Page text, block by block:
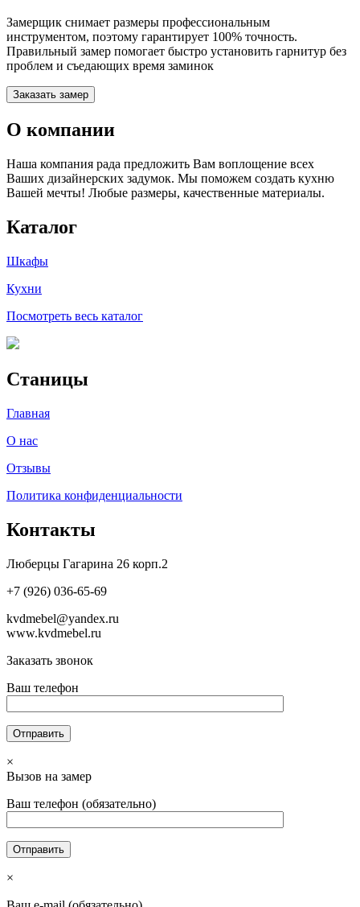
Замерщик снимает размеры профессиональным
инструментом, поэтому гарантирует 100% точность.
Правильный замер помогает быстро установить гарнитур без
проблем и съедающих время заминок
Заказать замер
О компании
Наша компания рада предложить Вам воплощение всех
Ваших дизайнерских задумок. Мы поможем создать кухню
Вашей мечты! Любые размеры, качественные материалы.
Каталог
Шкафы
Кухни
Посмотреть весь каталог
Станицы
Главная
О нас
Отзывы
Политика конфиденциальности
Контакты
Люберцы Гагарина 26 корп.2
+7 (926) 036-65-69
kvdmebel@yandex.ru
www.kvdmebel.ru
Заказать звонок
Ваш телефон
×
Вызов на замер
Ваш телефон (обязательно)
×